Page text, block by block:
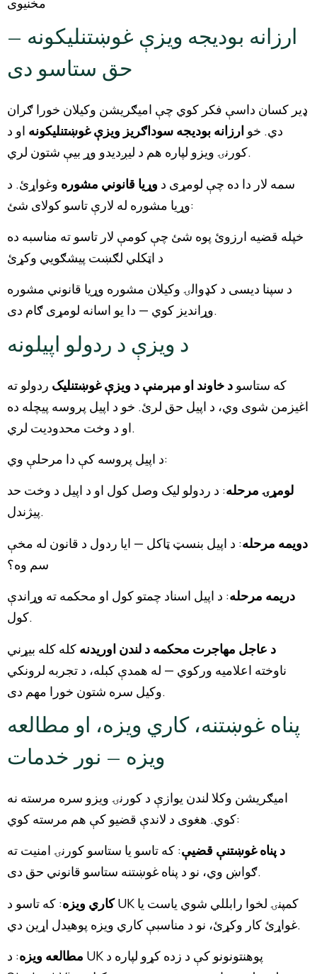
ارزانه بودیجه ویزې غوښتنلیکونه —
حق ستاسو دی
ډیر کسان داسې فکر کوي چې امیګریشن وکیلان خورا ګران
دي. خو ارزانه بودیجه سوداګریز ویزې غوښتنلیکونه او د
کورنۍ ویزو لپاره هم د لیږدیدو وړ بیې شتون لري.
سمه لار دا ده چې لومړی د وړیا قانوني مشوره وغواړئ. د
وړیا مشوره له لارې تاسو کولای شئ:
خپله قضیه ارزوئ پوه شئ چې کومې لار تاسو ته مناسبه ده
د اټکلي لګښت پیشګویي وکړئ
د سپنا دیسی د کډوالۍ وکیلان مشوره وړیا قانوني مشوره
وړاندیز کوي — دا یو اسانه لومړی ګام دی.
د ویزې د ردولو اپیلونه
که ستاسو د خاوند او مېرمنې د ویزې غوښتنلیک ردولو ته
اغیزمن شوی وي، د اپیل حق لرئ. خو د اپیل پروسه پیچله ده
او د وخت محدودیت لري.
د اپیل پروسه کې دا مرحلې وي:
لومړۍ مرحله: د ردولو لیک وصل کول او د اپیل د وخت حد
پیژندل.
دویمه مرحله: د اپیل بنسټ ټاکل — ایا ردول د قانون له مخې
سم وه؟
دریمه مرحله: د اپیل اسناد چمتو کول او محکمه ته وړاندې
کول.
د عاجل مهاجرت محکمه د لندن اوریدنه کله کله بیړني
ناوخته اعلامیه ورکوي — له همدې کبله، د تجربه لرونکي
وکیل سره شتون خورا مهم دی.
پناه غوښتنه، کاري ویزه، او مطالعه
ویزه — نور خدمات
امیګریشن وکلا لندن یوازې د کورنۍ ویزو سره مرسته نه
کوي. هغوی د لاندې قضیو کې هم مرسته کوي:
د پناه غوښتنې قضیې: که تاسو یا ستاسو کورنۍ امنیت ته
ګواښ وي، نو د پناه غوښتنه ستاسو قانوني حق دی.
کاري ویزه: که تاسو د UK کمپنۍ لخوا رابللي شوي یاست یا
غواړئ کار وکړئ، نو د مناسبې کاري ویزه پوهیدل اړین دي.
مطالعه ویزه: د UK پوهنتونونو کې د زده کړو لپاره د